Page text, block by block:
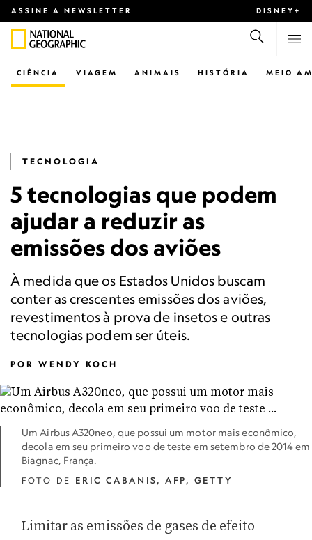
ASSINE A NEWSLETTER DISNEY+
CIÊNCIA VIAGEM ANIMAIS HISTÓRIA MEIO
TECNOLOGIA
5 tecnologias que podem
ajudar a reduzir as
emissões dos aviões
À medida que os Estados Unidos buscam
conter as crescentes emissões dos aviões,
revestimentos à prova de insetos e outras
tecnologias podem ser úteis.
POR WENDY KOCH
Um Airbus A320neo, que possui um motor mais econômico,
decola em seu primeiro voo de teste em setembro de 2014 em
Biagnac, França.
FOTO DE ERIC CABANIS, AFP, GETTY
Limitar as emissões de gases de efeito